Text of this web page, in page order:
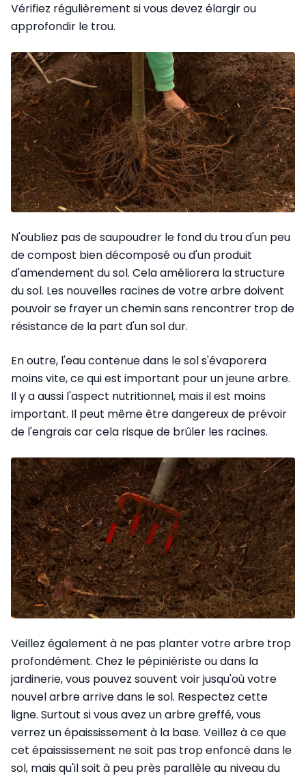
Vérifiez régulièrement si vous devez élargir ou
approfondir le trou.
N'oubliez pas de saupoudrer le fond du trou d'un peu
de compost bien décomposé ou d'un produit
d'amendement du sol. Cela améliorera la structure
du sol. Les nouvelles racines de votre arbre doivent
pouvoir se frayer un chemin sans rencontrer trop de
résistance de la part d'un sol dur.
En outre, l'eau contenue dans le sol s'évaporera
moins vite, ce qui est important pour un jeune arbre.
Il y a aussi l'aspect nutritionnel, mais il est moins
important. Il peut même être dangereux de prévoir
de l'engrais car cela risque de brûler les racines.
Veillez également à ne pas planter votre arbre trop
profondément. Chez le pépiniériste ou dans la
jardinerie, vous pouvez souvent voir jusqu'où votre
nouvel arbre arrive dans le sol. Respectez cette
ligne. Surtout si vous avez un arbre greffé, vous
verrez un épaississement à la base. Veillez à ce que
cet épaississement ne soit pas trop enfoncé dans le
sol, mais qu'il soit à peu près parallèle au niveau du